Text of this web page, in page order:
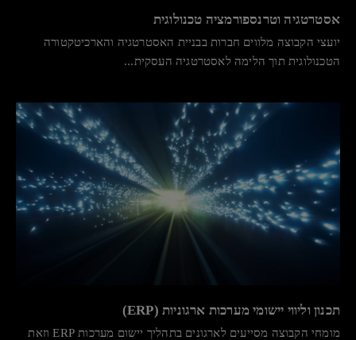
אסטרטגיה וטרנספורמציה טכנולוגית
יועצי הקבוצה מלווים חברות בבניית האסטרטגיה והארכיטקטורה
הטכנולוגית תוך הלימה לאסטרטגיה העסקית...
תכנון וליווי יישומי מערכות ארגוניות (ERP)
מומחי הקבוצה
מסייעים לארגונים בתהליך יישום מערכות ERP וזאת